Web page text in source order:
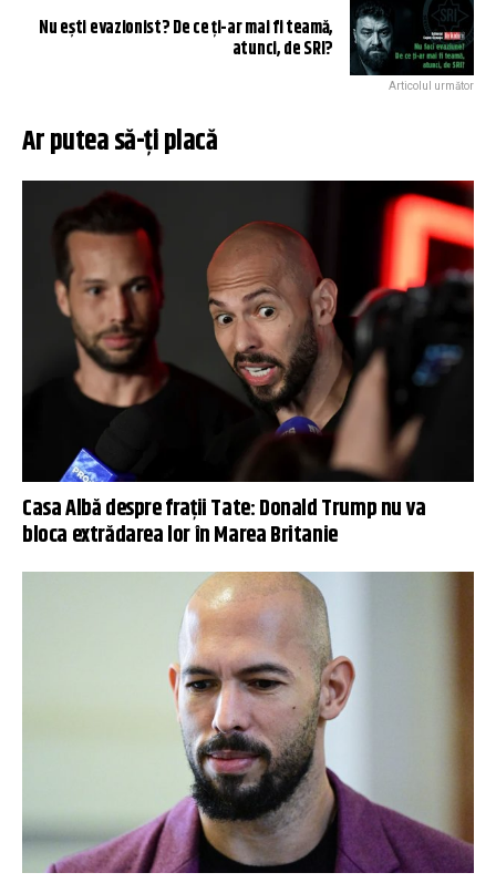
Nu ești evazionist? De ce ți-ar mai fi teamă,
atunci, de SRI?
Articolul următor
Ar putea să-ți placă
Casa Albă despre frații Tate: Donald Trump nu va
bloca extrădarea lor în Marea Britanie